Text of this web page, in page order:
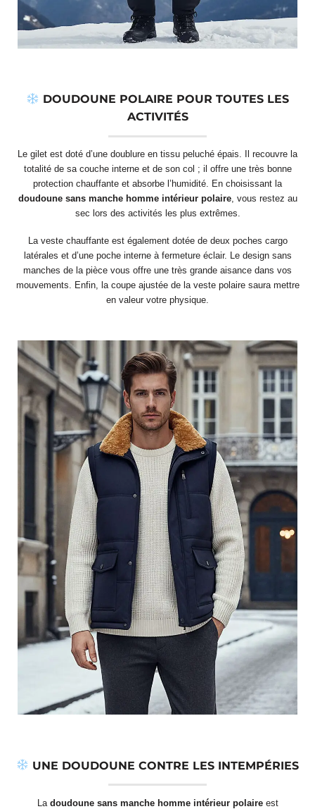
DOUDOUNE POLAIRE POUR TOUTES LES
ACTIVITÉS
Le gilet est doté d’une doublure en tissu peluché épais. Il recouvre la
totalité de sa couche interne et de son col ; il offre une très bonne
protection chauffante et absorbe l’humidité. En choisissant la
doudoune sans manche homme intérieur polaire, vous restez au
sec lors des activités les plus extrêmes.
La veste chauffante est également dotée de deux poches cargo
latérales et d’une poche interne à fermeture éclair. Le design sans
manches de la pièce vous offre une très grande aisance dans vos
mouvements. Enfin, la coupe ajustée de la veste polaire saura mettre
en valeur votre physique.
UNE DOUDOUNE CONTRE LES INTEMPÉRIES
La doudoune sans manche homme intérieur polaireest